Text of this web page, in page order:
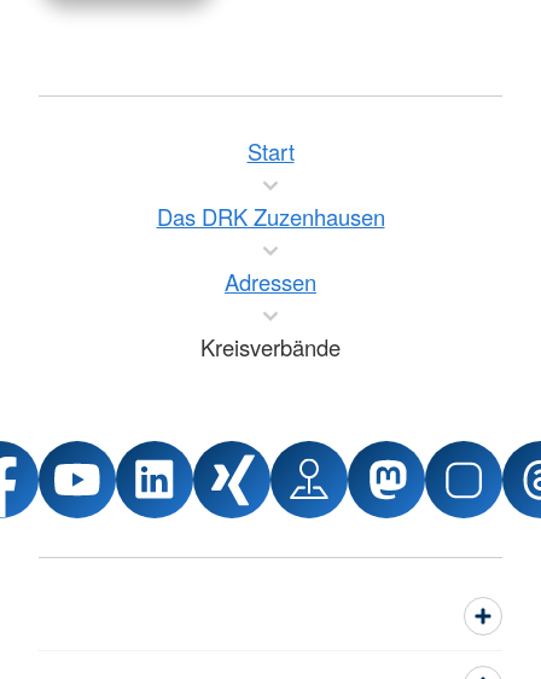
Start
Das DRK Zuzenhausen
Adressen
Kreisverbände